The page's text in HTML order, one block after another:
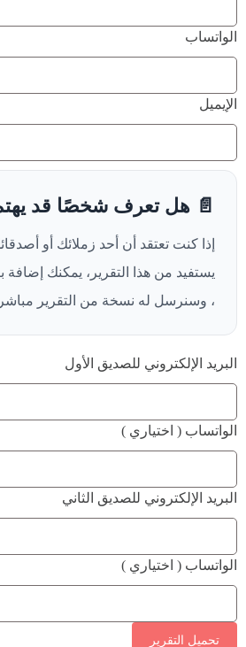
الواتساب
الإيميل
📄 هل تعرف شخصًا قد يهتم
إذا كنت تعتقد أن أحد زملائك أو
يستفيد من هذا التقرير، يمكنك إضافة
، وسنرسل له نسخة من التقرير
البريد الإلكتروني للصديق الأول
الواتساب ( اختياري )
البريد الإلكتروني للصديق الثاني
الواتساب ( اختياري )
تحميل التقرير